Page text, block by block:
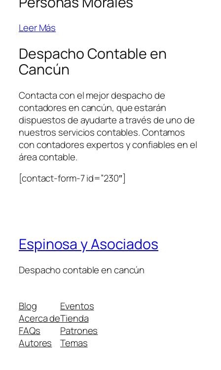
Leer Más
Despacho Contable en
Cancún
Contacta con el mejor despacho de
contadores en cancún, que estarán
dispuestos de ayudarte a través de uno de
nuestros servicios contables. Contamos
con contadores expertos y confiables en el
área contable.
[contact-form-7 id=”230″]
Espinosa y Asociados
Despacho contable en cancún
Blog
Acerca de
FAQs
Autores
Eventos
Tienda
Patrones
Temas